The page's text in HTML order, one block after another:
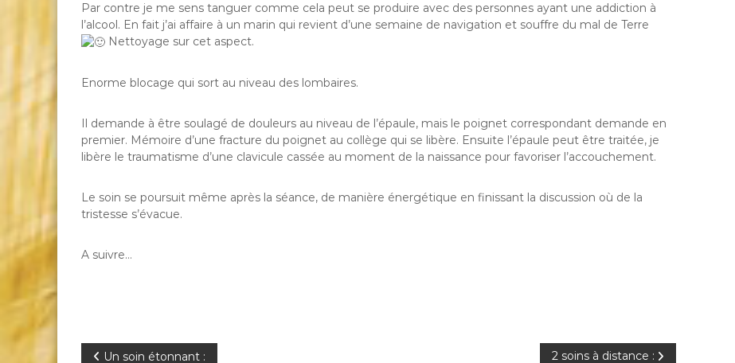
Par contre je me sens tanguer comme cela peut se produire avec des personnes ayant une addiction à
l’alcool. En fait j’ai affaire à un marin qui revient d’une semaine de navigation et souffre du mal de Terre
Nettoyage sur cet aspect.
Enorme blocage qui sort au niveau des lombaires.
Il demande à être soulagé de douleurs au niveau de l’épaule, mais le poignet correspondant demande en
premier. Mémoire d’une fracture du poignet au collège qui se libère. Ensuite l’épaule peut être traitée, je
libère le traumatisme d’une clavicule cassée au moment de la naissance pour favoriser l’accouchement.
Le soin se poursuit même après la séance, de manière énergétique en finissant la discussion où de la
tristesse s’évacue.
A suivre…
Un soin étonnant : 2 soins à distance :